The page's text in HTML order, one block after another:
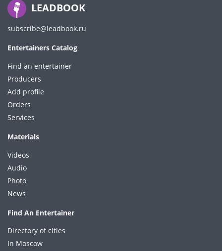
LEADBOOK
subscribe@leadbook.ru
Entertainers Catalog
Find an entertainer
Producers
Add profile
Orders
Services
Materials
Videos
Audio
Photo
News
Find An Entertainer
Directory of cities
In Moscow